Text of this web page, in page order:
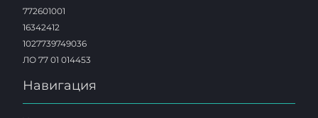
772601001
16342412
1027739749036
ЛО 77 01 014453
Навигация